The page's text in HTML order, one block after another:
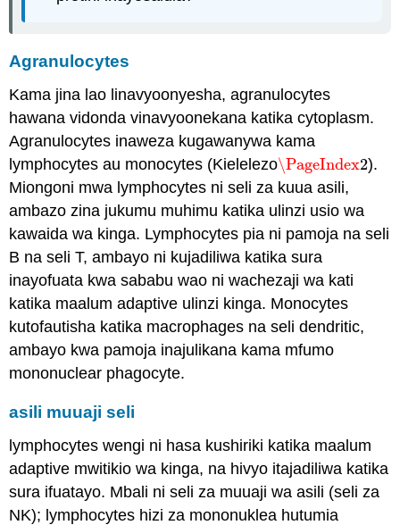
Agranulocytes
Kama jina lao linavyoonyesha, agranulocytes
hawana vidonda vinavyoonekana katika cytoplasm.
Agranulocytes inaweza kugawanywa kama
lymphocytes au monocytes (Kielelezo\PageIndex2
\PageIndex2).
Miongoni mwa lymphocytes ni seli za kuua asili,
ambazo zina jukumu muhimu katika ulinzi usio wa
kawaida wa kinga. Lymphocytes pia ni pamoja na seli
B na seli T, ambayo ni kujadiliwa katika sura
inayofuata kwa sababu wao ni wachezaji wa kati
katika maalum adaptive ulinzi kinga. Monocytes
kutofautisha katika macrophages na seli dendritic,
ambayo kwa pamoja inajulikana kama mfumo
mononuclear phagocyte.
asili muuaji seli
lymphocytes wengi ni hasa kushiriki katika maalum
adaptive mwitikio wa kinga, na hivyo itajadiliwa katika
sura ifuatayo. Mbali ni seli za muuaji wa asili (seli za
NK); lymphocytes hizi za mononuklea hutumia